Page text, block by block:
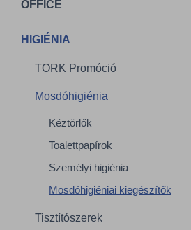
OFFICE
HIGIÉNIA
TORK Promóció
Mosdóhigiénia
Kéztörlők
Toalettpapírok
Személyi higiénia
Mosdóhigiéniai kiegészítők
Tisztítószerek